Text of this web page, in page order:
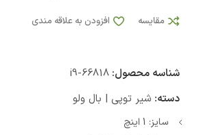
مقایسه افزودن به علاقه مندی
شناسه محصول: i9-66818
دسته: شیر توپی | بال ولو
سایز: 1 اینچ